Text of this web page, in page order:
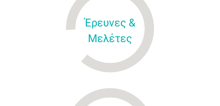
Έρευνες &
Μελέτες